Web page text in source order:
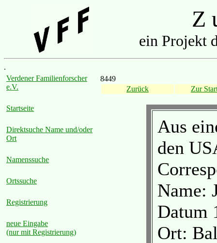
Z
ein Projekt
.
Verdener Familienforscher
e.V.
Startseite
Direktsuche Name und/oder
Ort
Namenssuche
Ortssuche
Registrierung
neue Eingabe
(nur mit Registrierung)
8449
Zurück
Zur
Aus
den
Name:
Datum
Ort: